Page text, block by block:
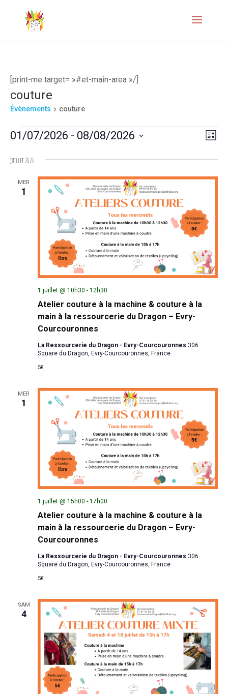
[print-me target= »#et-main-area »/]
couture
Évènements couture
Évènements
vues
Liste
01/07/2026 - 08/08/2026
une
date.
juillet 2026
MER
1
Atelier couture à la machine & couture à la
main à la ressourcerie du Dragon – Evry-
Courcouronnes
1 juillet @ 10h30 - 12h30
La Ressourcerie du Dragon - Evry-Courcouronnes 306
Square du Dragon, Evry-Courcouronnes, France
5€
MER
1
Atelier couture à la machine & couture à la
main à la ressourcerie du Dragon – Evry-
Courcouronnes
1 juillet @ 15h00 - 17h00
La Ressourcerie du Dragon - Evry-Courcouronnes 306
Square du Dragon, Evry-Courcouronnes, France
5€
SAM
4